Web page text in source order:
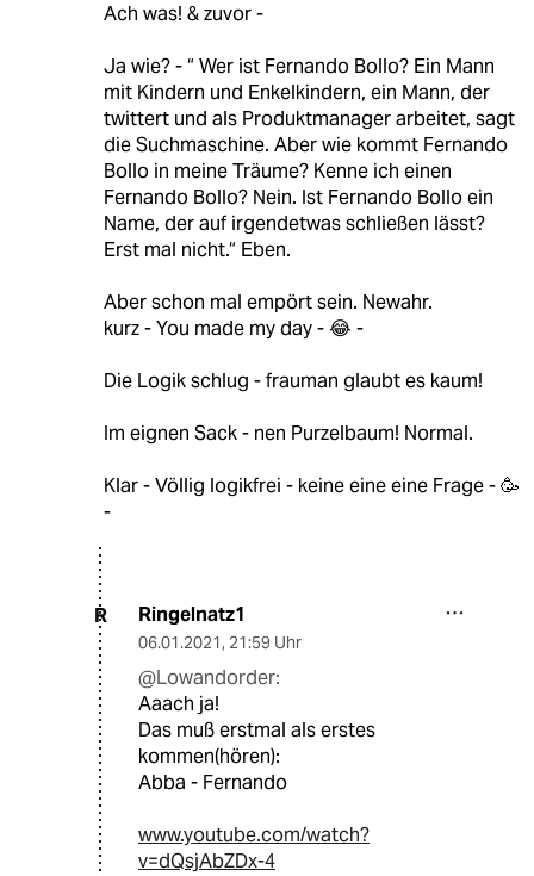
Ach was! & zuvor -
Ja wie? - “ Wer ist Fernando Bollo? Ein Mann
mit Kindern und Enkelkindern, ein Mann, der
twittert und als Produktmanager arbeitet, sagt
die Suchmaschine. Aber wie kommt Fernando
Bollo in meine Träume? Kenne ich einen
Fernando Bollo? Nein. Ist Fernando Bollo ein
Name, der auf irgendetwas schließen lässt?
Erst mal nicht.“ Eben.
Aber schon mal empört sein. Newahr.
kurz - You made my day - 😂 -
Die Logik schlug - frauman glaubt es kaum!
Im eignen Sack - nen Purzelbaum! Normal.
Klar - Völlig logikfrei - keine eine eine Frage - 🥳
-
R Ringelnatz1
06.01.2021, 21:59 Uhr
@Lowandorder:
Aaach ja!
Das muß erstmal als erstes
kommen(hören):
Abba - Fernando
www.youtube.com/watch?
v=dQsjAbZDx-4